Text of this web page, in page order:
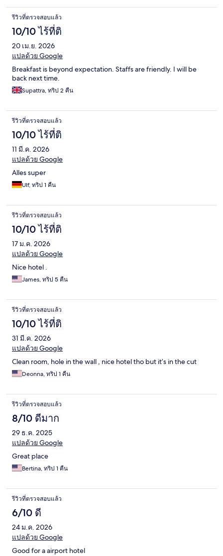
รีวิวที่ตรวจสอบแล้ว
10/10 ไร้ที่ติ
20 เม.ย. 2026
แปลด้วย Google
Breakfast is beyond expectation. Staffs are friendly. I will be
back next time.
Supattra, ทริป 2 คืน
รีวิวที่ตรวจสอบแล้ว
10/10 ไร้ที่ติ
11 มี.ค. 2026
แปลด้วย Google
Alles super
Ulf, ทริป 1 คืน
รีวิวที่ตรวจสอบแล้ว
10/10 ไร้ที่ติ
17 ม.ค. 2026
แปลด้วย Google
Nice hotel .
James, ทริป 5 คืน
รีวิวที่ตรวจสอบแล้ว
10/10 ไร้ที่ติ
31 มี.ค. 2026
แปลด้วย Google
Clean room, hole in the wall , nice hotel tho but it’s in the cut
Deonna, ทริป 1 คืน
รีวิวที่ตรวจสอบแล้ว
8/10 ดีมาก
29 ธ.ค. 2025
แปลด้วย Google
Great place
Bertina, ทริป 1 คืน
รีวิวที่ตรวจสอบแล้ว
6/10 ดี
24 ม.ค. 2026
แปลด้วย Google
Good for a airport hotel